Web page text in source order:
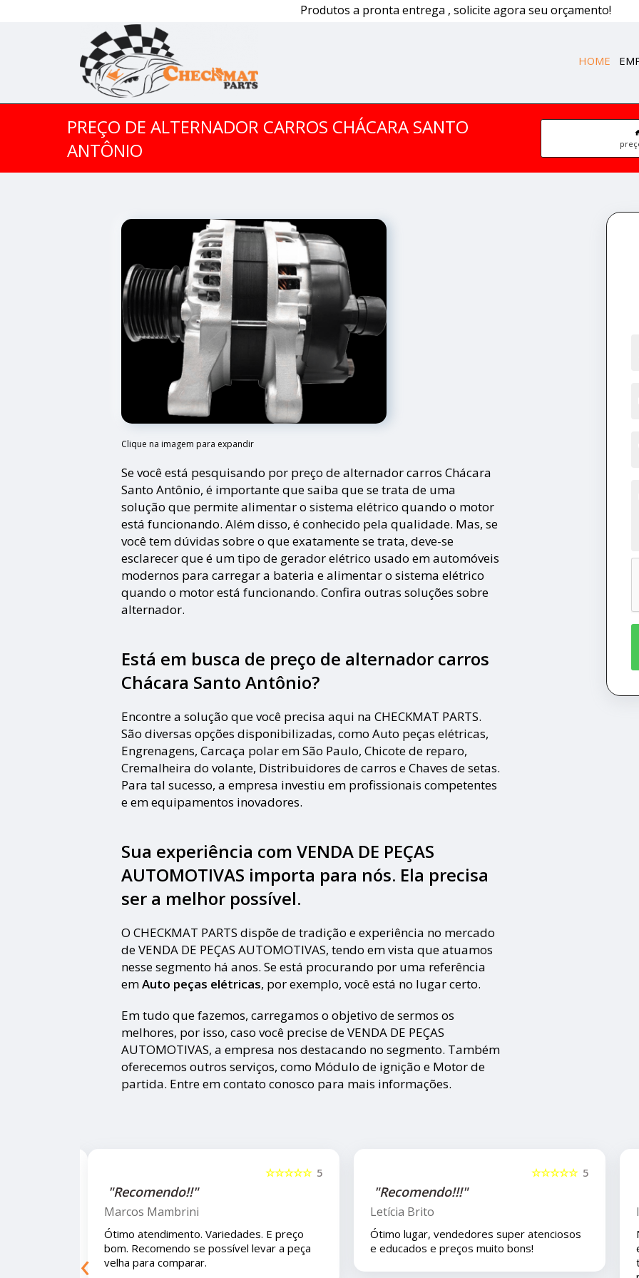
Produtos a pronta entrega , solicite agora seu orçamento!
HOME
PREÇO DE ALTERNADOR CARROS CHÁCARA SANTO
ANTÔNIO
Clique na imagem para expandir
Se você está pesquisando por preço de alternador carros Chácara
Santo Antônio, é importante que saiba que se trata de uma
solução que permite alimentar o sistema elétrico quando o motor
está funcionando. Além disso, é conhecido pela qualidade. Mas, se
você tem dúvidas sobre o que exatamente se trata, deve-se
esclarecer que é um tipo de gerador elétrico usado em automóveis
modernos para carregar a bateria e alimentar o sistema elétrico
quando o motor está funcionando. Confira outras soluções sobre
alternador.
Está em busca de preço de alternador carros
Chácara Santo Antônio?
Encontre a solução que você precisa aqui na CHECKMAT PARTS.
São diversas opções disponibilizadas, como Auto peças elétricas,
Engrenagens, Carcaça polar em São Paulo, Chicote de reparo,
Cremalheira do volante, Distribuidores de carros e Chaves de setas.
Para tal sucesso, a empresa investiu em profissionais competentes
e em equipamentos inovadores.
Sua experiência com VENDA DE PEÇAS
AUTOMOTIVAS importa para nós. Ela precisa
ser a melhor possível.
O CHECKMAT PARTS dispõe de tradição e experiência no mercado
de VENDA DE PEÇAS AUTOMOTIVAS, tendo em vista que atuamos
nesse segmento há anos. Se está procurando por uma referência
emAuto peças elétricas, por exemplo, você está no lugar certo.
Em tudo que fazemos, carregamos o objetivo de sermos os
melhores, por isso, caso você precise de VENDA DE PEÇAS
AUTOMOTIVAS, a empresa nos destacando no segmento. Também
oferecemos outros serviços, como Módulo de ignição e Motor de
partida. Entre em contato conosco para mais informações.
☆☆☆☆☆
"Recomendo!!!"
Letícia Brito
Ótimo lugar, vendedores super atenciosos
e educados e preços muito bons!
☆☆☆☆☆
"Recomendo!!"
Isla Costa
Nos compramos uma peça para o carro com
eles pelo mercado livre e viajamos pouco
‹